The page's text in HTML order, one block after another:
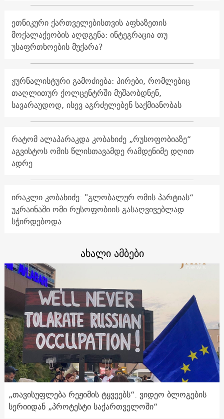
ეთნიკური ქართველებისთვის აფხაზეთის
მოქალაქეობის აღდგენა: ინტეგრაცია თუ
უსაფრთხოების მუქარა?
ჟურნალისტური გამოძიება: პირები, რომლებიც
თაღლითურ ქოლცენტრში მუშაობდნენ,
სავარაუდოდ, ისევ აგრძელებენ საქმიანობას
რატომ ალაპარაკდა კობახიძე „რუსოფობიაზე“
აგვისტოს ომის წლისთავამდე რამდენიმე დღით
ადრე
ირაკლი კობახიძე: "გლობალურ ომის პარტიას“
უკრაინაში ომი რუსოფობიის გასაღვივებლად
სჭირდებოდა
ახალი ამბები
„თავისუფლება რეჟიმის ტყვეებს“. ვიდეო ბლოგების
სერიიდან „პროტესტი საქართველოში“